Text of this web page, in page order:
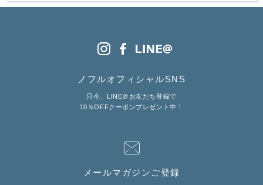
ノフルオフィシャルSNS
只今、LINE＠お友だち登録で
10％OFFクーポンプレゼント中！
メールマガジンご登録